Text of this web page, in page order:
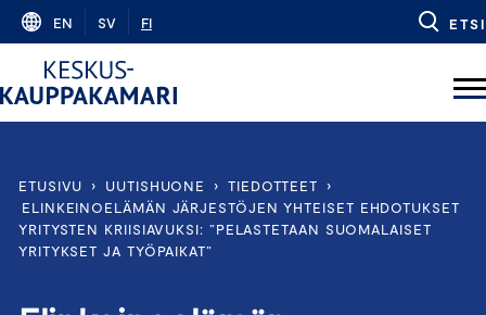
Skip
content
EN SV FI ETSI
ETUSIVU › UUTISHUONE › TIEDOTTEET
›
ELINKEINOELÄMÄN JÄRJESTÖJEN YHTEISET EHDOTUKSET
YRITYSTEN KRIISIAVUKSI: ”PELASTETAAN SUOMALAISET
YRITYKSET JA TYÖPAIKAT”